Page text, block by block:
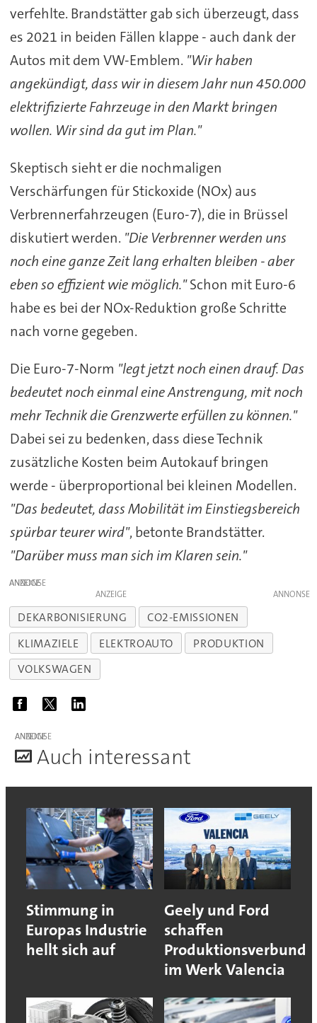
verfehlte. Brandstätter gab sich überzeugt, dass
es 2021 in beiden Fällen klappe - auch dank der
Autos mit dem VW-Emblem. "Wir haben
angekündigt, dass wir in diesem Jahr nun 450.000
elektrifizierte Fahrzeuge in den Markt bringen
wollen. Wir sind da gut im Plan."
Skeptisch sieht er die nochmaligen
Verschärfungen für Stickoxide (NOx) aus
Verbrennerfahrzeugen (Euro-7), die in Brüssel
diskutiert werden. "Die Verbrenner werden uns
noch eine ganze Zeit lang erhalten bleiben - aber
eben so effizient wie möglich."Schon mit Euro-6
habe es bei der NOx-Reduktion große Schritte
nach vorne gegeben.
Die Euro-7-Norm "legt jetzt noch einen drauf. Das
bedeutet noch einmal eine Anstrengung, mit noch
mehr Technik die Grenzwerte erfüllen zu können."
Dabei sei zu bedenken, dass diese Technik
zusätzliche Kosten beim Autokauf bringen
werde - überproportional bei kleinen Modellen.
"Das bedeutet, dass Mobilität im Einstiegsbereich
spürbar teurer wird", betonte Brandstätter.
"Darüber muss man sich im Klaren sein."
ANZEIGE
ANZEIGE
DEKARBONISIERUNG
CO2-EMISSIONEN
KLIMAZIELE
ELEKTROAUTO
PRODUKTION
VOLKSWAGEN
ANZEIGE
Auch interessant
Stimmung in
Europas Industrie
hellt sich auf
Geely und Ford
schaffen
Produktionsverbund
im Werk Valencia